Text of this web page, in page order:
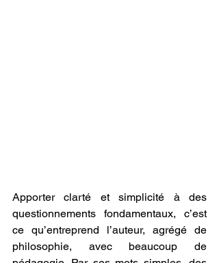
Apporter clarté et simplicité à des
questionnements fondamentaux, c’est
ce qu’entreprend l’auteur, agrégé de
philosophie, avec beaucoup de